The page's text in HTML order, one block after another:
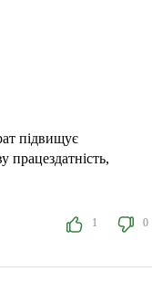
підвищує
працездатність,
1 0